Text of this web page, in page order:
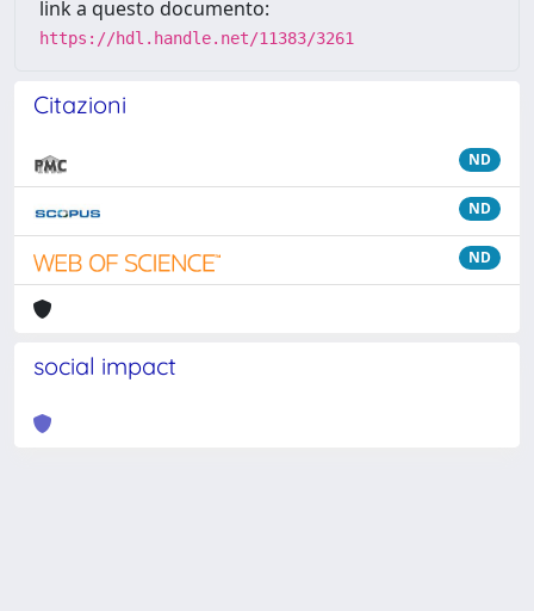
link a questo documento:
https://hdl.handle.net/11383/3261
Citazioni
ND
ND
ND
social impact